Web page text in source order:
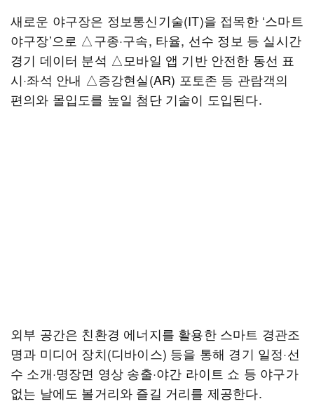
새로운 야구장은 정보통신기술(IT)을 접목한 ‘스마트
야구장’으로 △구종·구속, 타율, 선수 정보 등 실시간
경기 데이터 분석 △모바일 앱 기반 안전한 동선 표
시·좌석 안내 △증강현실(AR) 포토존 등 관람객의
편의와 몰입도를 높일 첨단 기술이 도입된다.
외부 공간은 친환경 에너지를 활용한 스마트 경관조
명과 미디어 장치(디바이스) 등을 통해 경기 일정·선
수 소개·명장면 영상 송출·야간 라이트 쇼 등 야구가
없는 날에도 볼거리와 즐길 거리를 제공한다.